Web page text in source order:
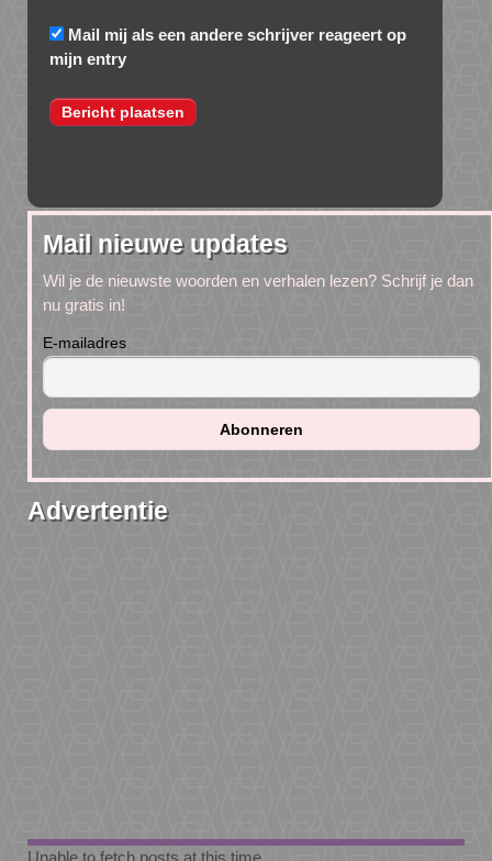
Mail mij als een andere schrijver reageert op
mijn entry
Mail nieuwe updates
Wil je de nieuwste woorden en verhalen lezen? Schrijf je dan
nu gratis in!
E-mailadres
Advertentie